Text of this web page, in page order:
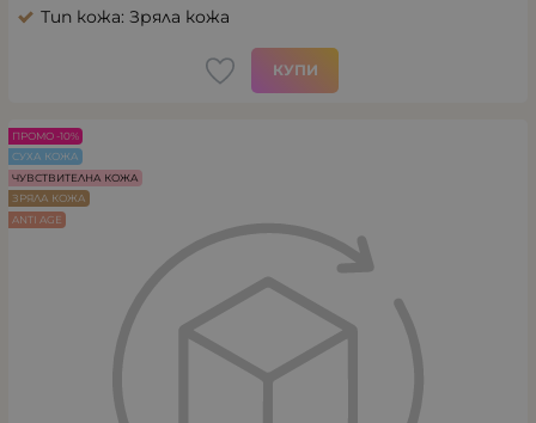
Тип кожа: Зряла кожа
КУПИ
ПРОМО -10%
СУХА КОЖА
ЧУВСТВИТЕЛНА КОЖА
ЗРЯЛА КОЖА
ANTI AGE